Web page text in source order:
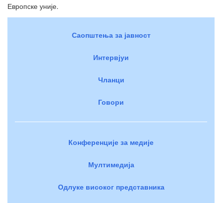
Европске уније.
Саопштења за јавност
Интервјуи
Чланци
Говори
Конференције за медије
Мултимедија
Одлуке високог представника